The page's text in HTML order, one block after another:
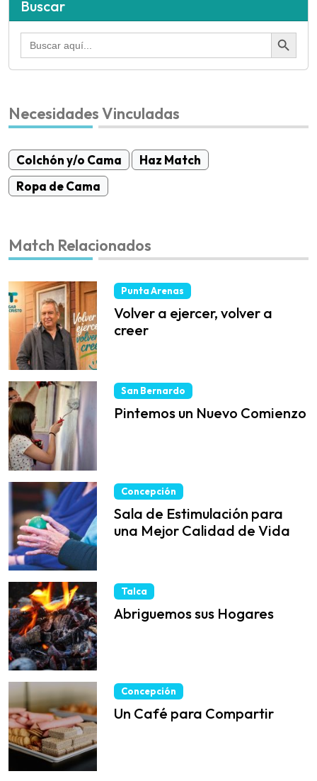
Buscar
Buscar: Botón de
Necesidades Vinculadas
Colchón y/o Cama
Haz Match
Ropa de Cama
Match Relacionados
Punta Arenas
Volver a ejercer, volver a
creer
San Bernardo
Pintemos un Nuevo Comienzo
Concepción
Sala de Estimulación para
una Mejor Calidad de Vida
Talca
Abriguemos sus Hogares
Concepción
Un Café para Compartir